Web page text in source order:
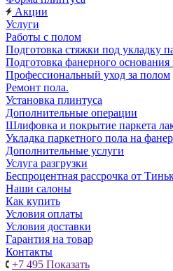
Акции
Услуги
Работы с полом
Подготовка стяжки под укладку
Подготовка фанерного основания
Профессиональный уход за полом
Ремонт пола.
Установка плинтуса
Дополнительные операции
Шлифовка и покрытие паркета
Укладка паркетного пола на
Дополнительные услуги
Услуга разгрузки
Беспроцентная рассрочка от
Наши салоны
Как купить
Условия оплаты
Условия доставки
Гарантия на товар
Контакты
+7 495 Показать